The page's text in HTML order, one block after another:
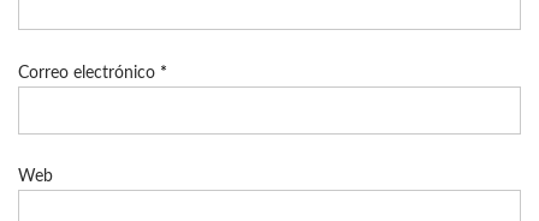
Correo electrónico *
Web